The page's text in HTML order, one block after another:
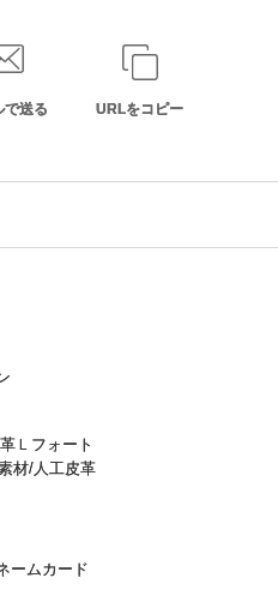
で送る URLをコピー
Ｌフォート
材/人工皮革
ームカード